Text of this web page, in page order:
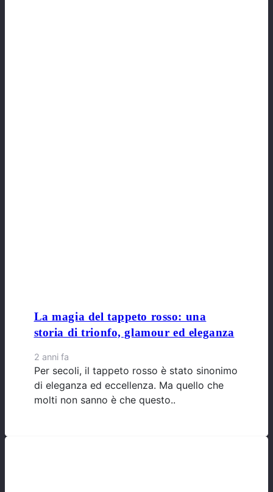
La magia del tappeto rosso: una
storia di trionfo, glamour ed eleganza
2 anni fa
Per secoli, il tappeto rosso è stato sinonimo
di eleganza ed eccellenza. Ma quello che
molti non sanno è che questo..